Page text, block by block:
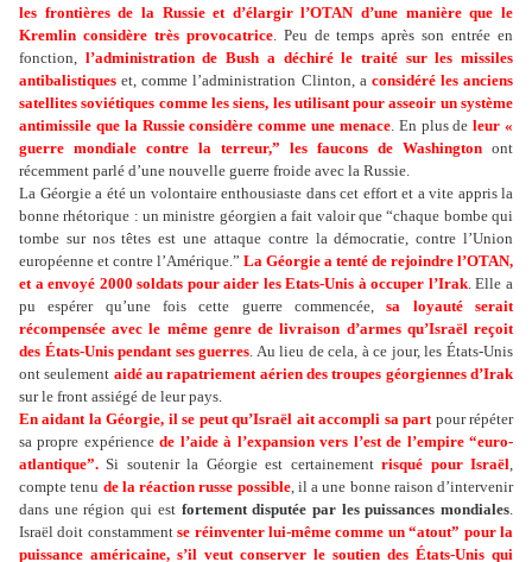
les frontières de la Russie et d’élargir l’OTAN d’une manière que le
Kremlin considère très provocatrice. Peu de temps après son entrée en
fonction, l’administration de Bush a déchiré le traité sur les missiles
antibalistiques et, comme l’administration Clinton, a considéré les anciens
satellites soviétiques comme les siens, les utilisant pour asseoir un système
antimissile que la Russie considère comme une menace. En plus deleur «
guerre mondiale contre la terreur,” les faucons de Washington ont
récemment parlé d’une nouvelle guerre froide avec la Russie.
La Géorgie a été un volontaire enthousiaste dans cet effort et a vite appris la
bonne rhétorique : un ministre géorgien a fait valoir que “chaque bombe qui
tombe sur nos têtes est une attaque contre la démocratie, contre l’Union
européenne et contre l’Amérique.” La Géorgie a tenté de rejoindre l’OTAN,
et a envoyé 2000 soldats pour aider les Etats-Unis à occuper l’Irak. Elle a
pu espérer qu’une fois cette guerre commencée,sa loyauté serait
récompensée avec le même genre de livraison d’armes qu’Israël reçoit
des États-Unis pendant ses guerres. Au lieu de cela, à ce jour, les États-Unis
ont seulement aidé au rapatriement aérien des troupes géorgiennes d’Irak
sur le front assiégé de leur pays.
En aidant la Géorgie, il se peut qu’Israël ait accompli sa partpour répéter
sa propre expériencede l’aide à l’expansion vers l’est de l’empire “euro-
atlantique”. Si soutenir la Géorgie est certainementrisqué pour Israël,
compte tenu de la réaction russe possible, il a une bonne raison d’intervenir
dans une région qui est fortement disputée par les puissances mondiales.
Israël doit constammentse réinventer lui-même comme un “atout” pour la
puissance américaine, s’il veut conserver le soutien des États-Unis qui